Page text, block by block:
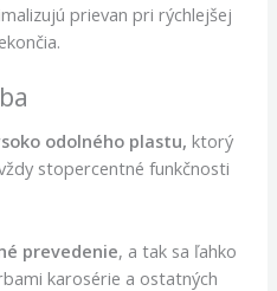
prievan pri rýchlejšej
odolného plastu, ktorý
stopercentné funkčnosti
prevedenie, a tak sa ľahko
karosérie a ostatných